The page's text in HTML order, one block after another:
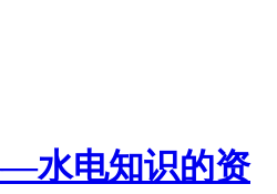
水电知识的资